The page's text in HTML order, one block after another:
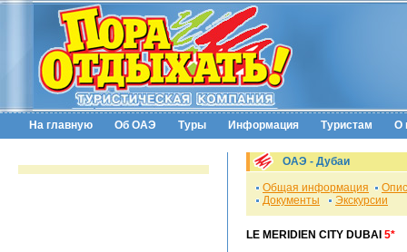
На главную Об ОАЭ Туры Информация Туристам О
ОАЭ - Дубаи
Общая информация
Документы
Экскурсии
LE MERIDIEN CITY DUBAI 5*